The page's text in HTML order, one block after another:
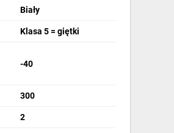
Biały
Klasa 5 = giętki
-40
300
2